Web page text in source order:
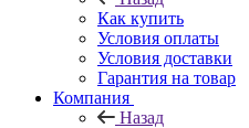
Как купить
Условия оплаты
Условия доставки
Гарантия на товар
Компания
Назад